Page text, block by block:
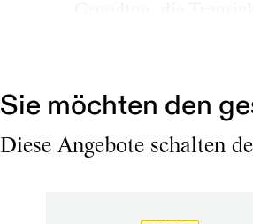
Sie möchten den
Diese Angebote schalten